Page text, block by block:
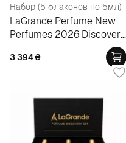
Набор (5 флаконов по 5мл)
LaGrande Perfume New
Perfumes 2026 Discovery
3 394₴